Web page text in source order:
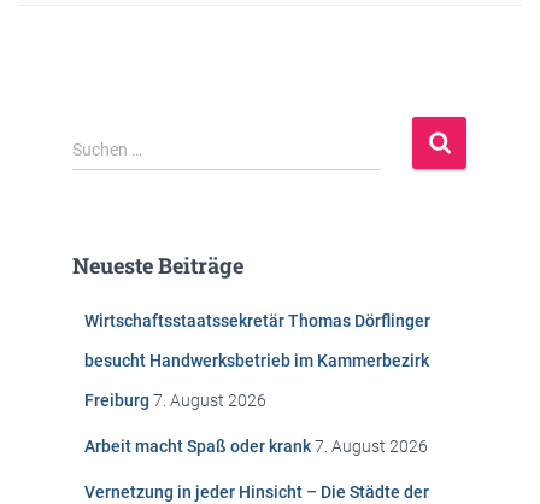
S
u
n
Suchen …
Neueste Beiträge
Wirtschaftsstaatssekretär Thomas Dörflinger
besucht Handwerksbetrieb im Kammerbezirk
Freiburg 7. August 2026
Arbeit macht Spaß oder krank7. August 2026
Vernetzung in jeder Hinsicht – Die Städte der